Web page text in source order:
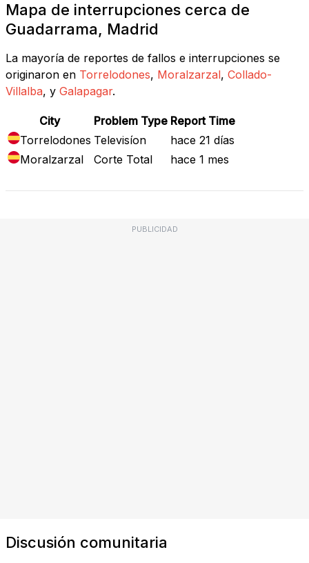
Mapa de interrupciones cerca de
Guadarrama, Madrid
La mayoría de reportes de fallos e interrupciones se
originaron en Torrelodones, Moralzarzal, Collado-
Villalba, y Galapagar.
City Problem Type Report Time
Torrelodones Televisíon
hace 21 días
Moralzarzal
Corte Total hace 1 mes
PUBLICIDAD
Discusión comunitaria